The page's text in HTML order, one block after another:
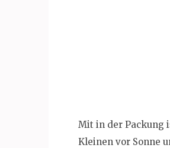
Mit in der Packung
Kleinen vor Sonne